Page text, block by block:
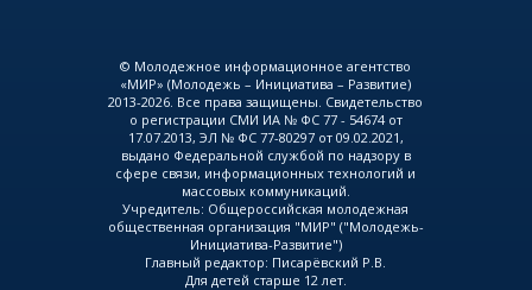
© Молодежное информационное агентство
«МИР» (Молодежь – Инициатива – Развитие)
2013-2026. Все права защищены. Свидетельство
о регистрации СМИ ИА № ФС 77 - 54674 от
17.07.2013, ЭЛ № ФС 77-80297 от 09.02.2021,
выдано Федеральной службой по надзору в
сфере связи, информационных технологий и
массовых коммуникаций.
Учредитель: Общероссийская молодежная
общественная организация "МИР" ("Молодежь-
Инициатива-Развитие")
Главный редактор: Писарёвский Р.В.
Для детей старше 12 лет.